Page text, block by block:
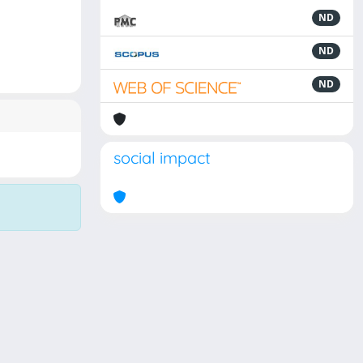
ND
ND
ND
social impact